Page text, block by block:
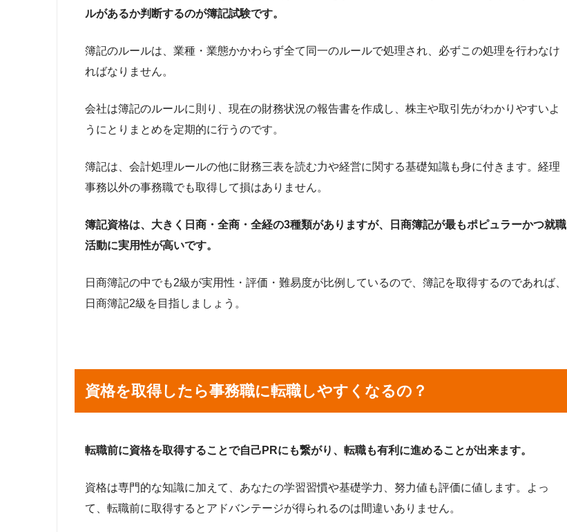
ルがあるか判断するのが簿記試験です。
簿記のルールは、業種・業態かかわらず全て同一のルールで処理され、必ずこの処理を行わなけ
ればなりません。
会社は簿記のルールに則り、現在の財務状況の報告書を作成し、株主や取引先がわかりやすいよ
うにとりまとめを定期的に行うのです。
簿記は、会計処理ルールの他に財務三表を読む力や経営に関する基礎知識も身に付きます。経理
事務以外の事務職でも取得して損はありません。
簿記資格は、大きく日商・全商・全経の3種類がありますが、日商簿記が最もポピュラーかつ就職
活動に実用性が高いです。
日商簿記の中でも2級が実用性・評価・難易度が比例しているので、簿記を取得するのであれば、
日商簿記2級を目指しましょう。
資格を取得したら事務職に転職しやすくなるの？
転職前に資格を取得することで自己PRにも繋がり、転職も有利に進めることが出来ます。
資格は専門的な知識に加えて、あなたの学習習慣や基礎学力、努力値も評価に値します。よっ
て、転職前に取得するとアドバンテージが得られるのは間違いありません。